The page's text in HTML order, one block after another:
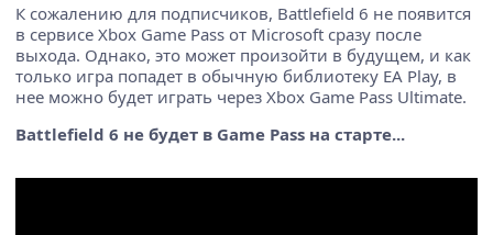
К сожалению для подписчиков, Battlefield 6 не появится
в сервисе Xbox Game Pass от Microsoft сразу после
выхода. Однако, это может произойти в будущем, и как
только игра попадет в обычную библиотеку EA Play, в
нее можно будет играть через Xbox Game Pass Ultimate.
Battlefield 6 не будет в Game Pass на старте...